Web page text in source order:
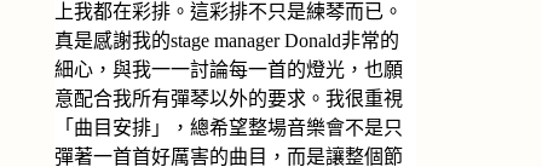
上我都在彩排。這彩排不只是練琴而已。
真是感謝我的stage manager Donald非常的
細心，與我一一討論每一首的燈光，也願
意配合我所有彈琴以外的要求。我很重視
「曲目安排」，總希望整場音樂會不是只
彈著一首首好厲害的曲目，而是讓整個節